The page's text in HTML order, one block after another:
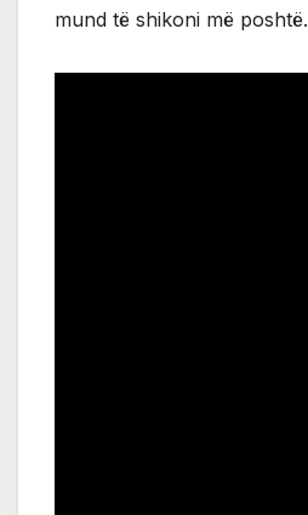
mund të shikoni më poshtë.